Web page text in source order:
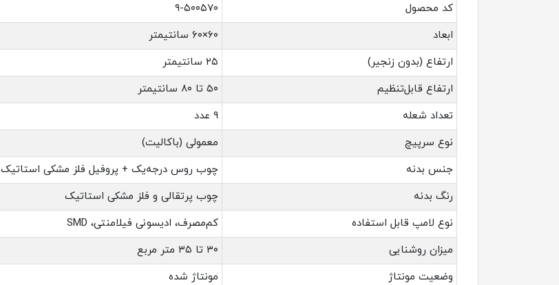
کد محصول
۹-۵۰۰۵۷۰
ابعاد
۶۰×۶۰ سانتیمتر
ارتفاع (بدون زنجیر)
۲۵ سانتیمتر
ارتفاع قابل‌تنظیم
۵۰ تا ۸۰ سانتیمتر
تعداد شعله
۹ عدد
نوع سرپیچ
معمولی (باکالیت)
جنس بدنه
چوب روس درجه‌یک + پروفیل فلز مشکی استاتیک
رنگ بدنه
چوب پرتقالی و فلز مشکی استاتیک
نوع لامپ قابل استفاده
کم‌مصرف، ادیسونی فیلامنتی، SMD
میزان روشنایی
۳۰ تا ۳۵ متر مربع
وضعیت مونتاژ
مونتاژ شده